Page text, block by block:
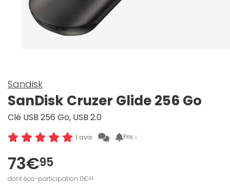
Sandisk
SanDisk Cruzer Glide 256 Go
Clé USB 256 Go, USB 2.0
1 avis Prix ↓
73€95
dont éco-participation 0€04